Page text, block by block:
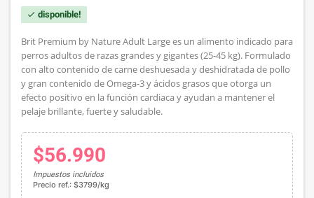
check disponible!
Brit Premium by Nature Adult Large es un alimento indicado para
perros adultos de razas grandes y gigantes (25-45 kg). Formulado
con alto contenido de carne deshuesada y deshidratada de pollo
y gran contenido de Omega-3 y ácidos grasos que otorga un
efecto positivo en la función cardiaca y ayudan a mantener el
pelaje brillante, fuerte y saludable.
$56.990
Impuestos incluidos
Precio ref.: $3799/kg